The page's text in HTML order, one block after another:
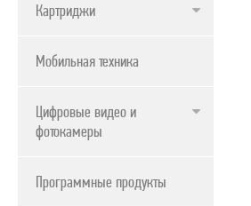
Картриджи
Мобильная техника
Цифровые видео и
фотокамеры
Программные продукты